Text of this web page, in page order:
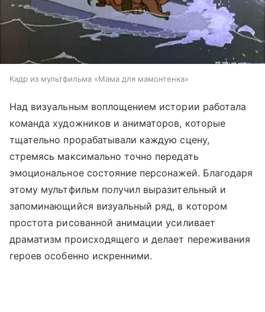
Кадр из мультфильма «Мама для мамонтенка»
Над визуальным воплощением истории работала
команда художников и аниматоров, которые
тщательно прорабатывали каждую сцену,
стремясь максимально точно передать
эмоциональное состояние персонажей. Благодаря
этому мультфильм получил выразительный и
запоминающийся визуальный ряд, в котором
простота рисованной анимации усиливает
драматизм происходящего и делает переживания
героев особенно искренними.